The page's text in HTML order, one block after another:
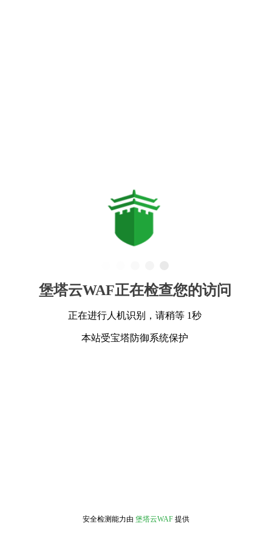
堡塔云WAF正在检查您的访问
正在进行人机识别，请稍等 1秒
本站受宝塔防御系统保护
安全检测能力由 堡塔云WAF 提供